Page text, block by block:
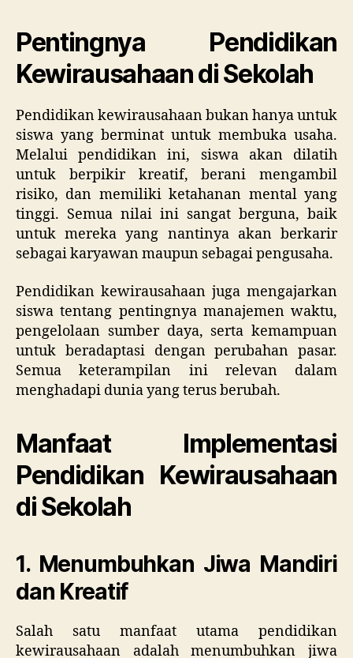
Pentingnya Pendidikan
Kewirausahaan di Sekolah
Pendidikan kewirausahaan bukan hanya untuk
siswa yang berminat untuk membuka usaha.
Melalui pendidikan ini, siswa akan dilatih
untuk berpikir kreatif, berani mengambil
risiko, dan memiliki ketahanan mental yang
tinggi. Semua nilai ini sangat berguna, baik
untuk mereka yang nantinya akan berkarir
sebagai karyawan maupun sebagai pengusaha.
Pendidikan kewirausahaan juga mengajarkan
siswa tentang pentingnya manajemen waktu,
pengelolaan sumber daya, serta kemampuan
untuk beradaptasi dengan perubahan pasar.
Semua keterampilan ini relevan dalam
menghadapi dunia yang terus berubah.
Manfaat Implementasi
Pendidikan Kewirausahaan
di Sekolah
1. Menumbuhkan Jiwa Mandiri
dan Kreatif
Salah satu manfaat utama pendidikan
kewirausahaan adalah menumbuhkan jiwa